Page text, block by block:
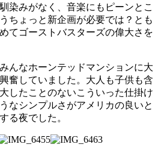
染みがなく、音楽にもピーンとこ
ちょっと新企画が必要では？とも
てゴーストバスターズの偉大さを
んなホーンテッドマンションに大
奮していました。大人も子供も含
したことのないこういった仕掛け
なシンプルさがアメリカの良いと
る夜でした。